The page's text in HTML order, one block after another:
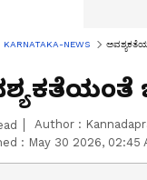
KARNATAKA-NEWS
Author :
: May 30 2026, 02:45